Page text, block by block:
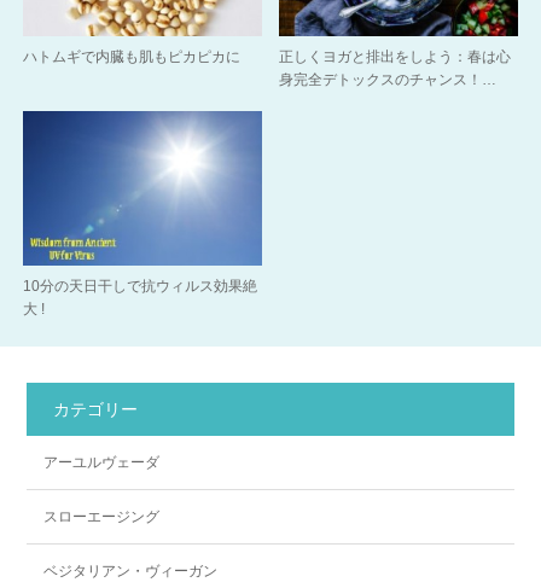
ハトムギで内臓も肌もピカピカに
正しくヨガと排出をしよう：春は心
身完全デトックスのチャンス！…
10分の天日干しで抗ウィルス効果絶
大 !
カテゴリー
アーユルヴェーダ
スローエージング
ベジタリアン・ヴィーガン